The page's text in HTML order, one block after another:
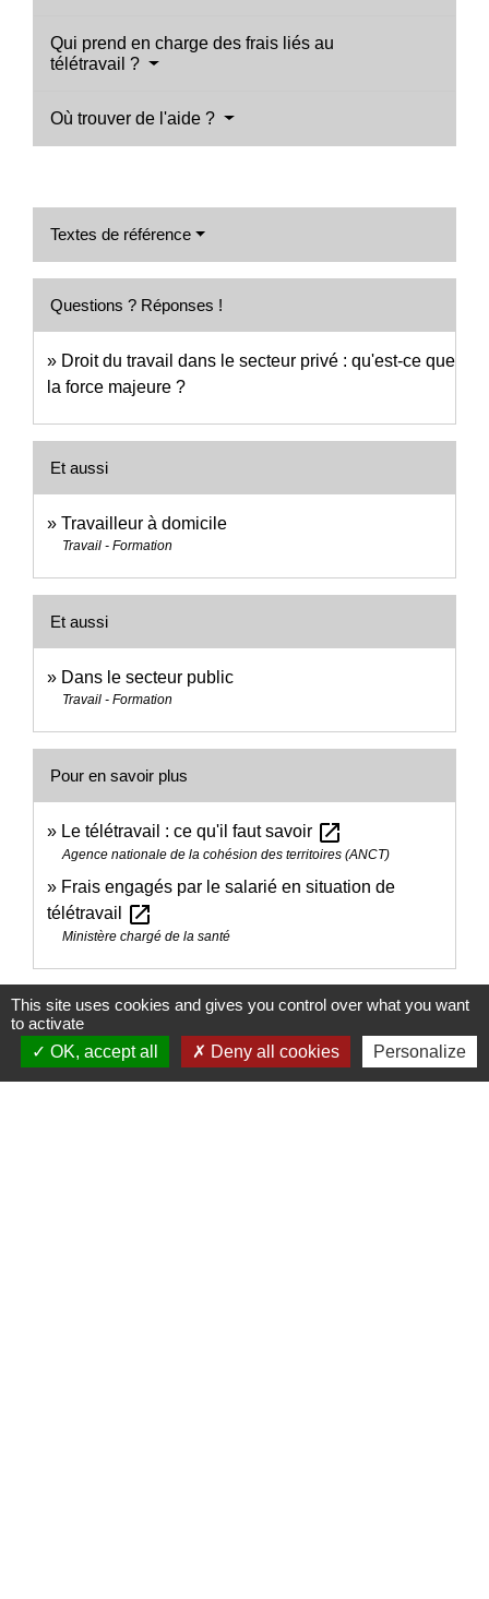
Qui prend en charge des frais liés au
télétravail ?
Où trouver de l'aide ?
Textes de référence
Questions ? Réponses !
Droit du travail dans le secteur privé : qu'est-ce que
la force majeure ?
Et aussi
Travailleur à domicile
Travail - Formation
Et aussi
Dans le secteur public
Travail - Formation
Pour en savoir plus
Le télétravail : ce qu'il faut savoir open_in_new
Agence nationale de la cohésion des territoires (ANCT)
Frais engagés par le salarié en situation de
télétravail
open_in_new
Ministère chargé de la santé
Signaler une erreur sur cette page
This site uses cookies and gives you control over what you want
to activate
OK, accept all
Deny all cookies Personalize